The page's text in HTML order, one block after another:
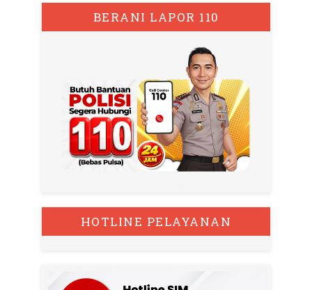
BERANI LAPOR 110
HOTLINE PELAYANAN